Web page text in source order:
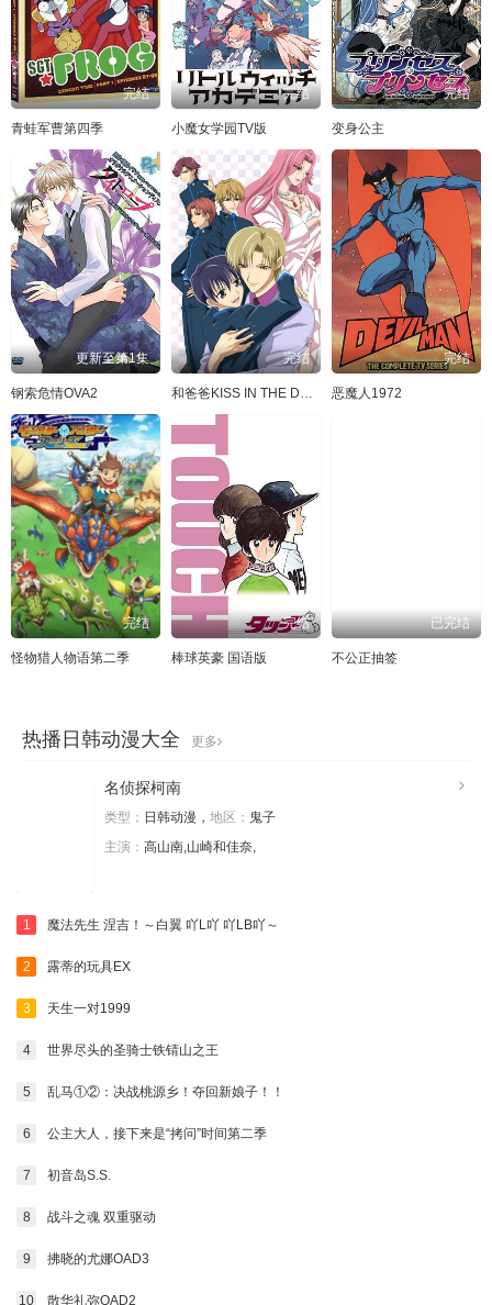
完结
青蛙军曹第四季
完结
小魔女学园TV版
完结
变身公主
更新至第1集
钢索危情OVA2
完结
和爸爸KISS IN THE DARK
完结
恶魔人1972
完结
怪物猎人物语第二季
完结
棒球英豪 国语版
已完结
不公正抽签
热播日韩动漫大全 更多
名侦探柯南
类型： 日韩动漫， 地区： 鬼子
主演： 高山南,山崎和佳奈,
1 魔法先生 涅吉！～白翼 吖L吖 吖LB吖～
2 露蒂的玩具EX
3 天生一对1999
4 世界尽头的圣骑士铁锖山之王
5 乱马①②：决战桃源乡！夺回新娘子！！
6 公主大人，接下来是“拷问”时间第二季
7 初音岛S.S.
8 战斗之魂 双重驱动
9 拂晓的尤娜OAD3
10 散华礼弥OAD2